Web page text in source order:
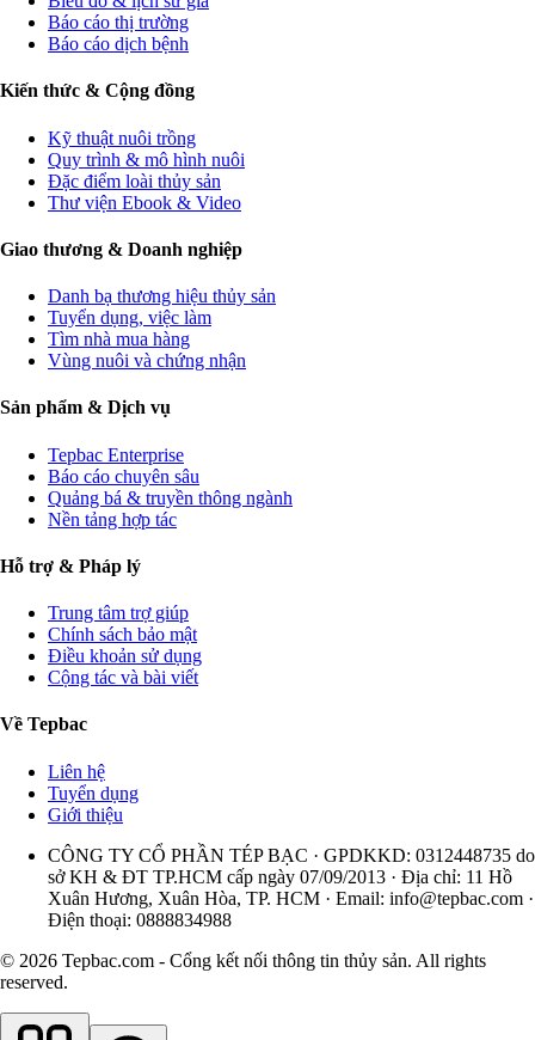
Báo cáo thị trường
Báo cáo dịch bệnh
Kiến thức & Cộng đồng
Kỹ thuật nuôi trồng
Quy trình & mô hình nuôi
Đặc điểm loài thủy sản
Thư viện Ebook & Video
Giao thương & Doanh nghiệp
Danh bạ thương hiệu thủy sản
Tuyển dụng, việc làm
Tìm nhà mua hàng
Vùng nuôi và chứng nhận
Sản phẩm & Dịch vụ
Tepbac Enterprise
Báo cáo chuyên sâu
Quảng bá & truyền thông ngành
Nền tảng hợp tác
Hỗ trợ & Pháp lý
Trung tâm trợ giúp
Chính sách bảo mật
Điều khoản sử dụng
Cộng tác và bài viết
Về Tepbac
Liên hệ
Tuyển dụng
Giới thiệu
CÔNG TY CỔ PHẦN TÉP BẠC · GPDKKD: 0312448735 do
sở KH & ĐT TP.HCM cấp ngày 07/09/2013 · Địa chỉ: 11 Hồ
Xuân Hương, Xuân Hòa, TP. HCM · Email: info@tepbac.com ·
Điện thoại: 0888834988
© 2026 Tepbac.com - Cổng kết nối thông tin thủy sản. All rights
reserved.